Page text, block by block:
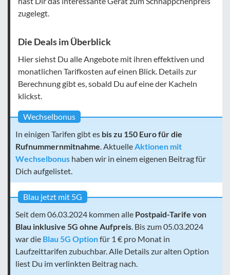
zugelegt.
Die Deals im Überblick
Hier siehst Du alle Angebote mit ihren effektiven und
monatlichen Tarifkosten auf einen Blick. Details zur
Berechnung gibt es, sobald Du auf eine der Kacheln
klickst.
Wechselbonus
In einigen Tarifen gibt es bis zu 150 Euro für die
Rufnummernmitnahme. AktuelleAktionen mit
Wechselbonus haben wir in einem eigenen Beitrag für
Dich aufgelistet.
Blau jetzt mit 5G
Seit dem 06.03.2024 kommen alle Postpaid-Tarife von
Blau inklusive 5G ohne Aufpreis. Bis zum 05.03.2024
war die Blau 5G Optionfür 1 € pro Monat in
Laufzeittarifen zubuchbar. Alle Details zur alten Option
liest Du im verlinkten Beitrag nach.